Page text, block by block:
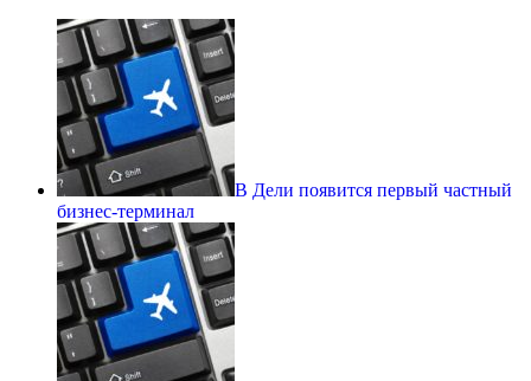
В Дели появится первый частный
бизнес-терминал